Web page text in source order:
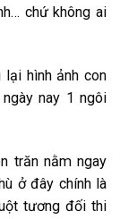
chứ không ai
hình ảnh con
ngày nay 1 ngôi
trăn nằm ngay
ở đây chính là
tương đối thi